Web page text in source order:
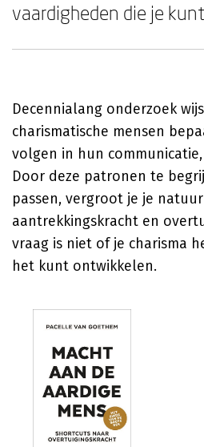
vaardigheden die je
Decennialang onderzoek
charismatische mensen
volgen in hun
Door deze patronen te
passen, vergroot je je
aantrekkingskracht en
vraag is niet of je charisma
het kunt ontwikkelen.